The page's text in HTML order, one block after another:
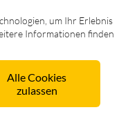
um Ihr Erlebnis
Informationen finden
Alle Cookies
zulassen